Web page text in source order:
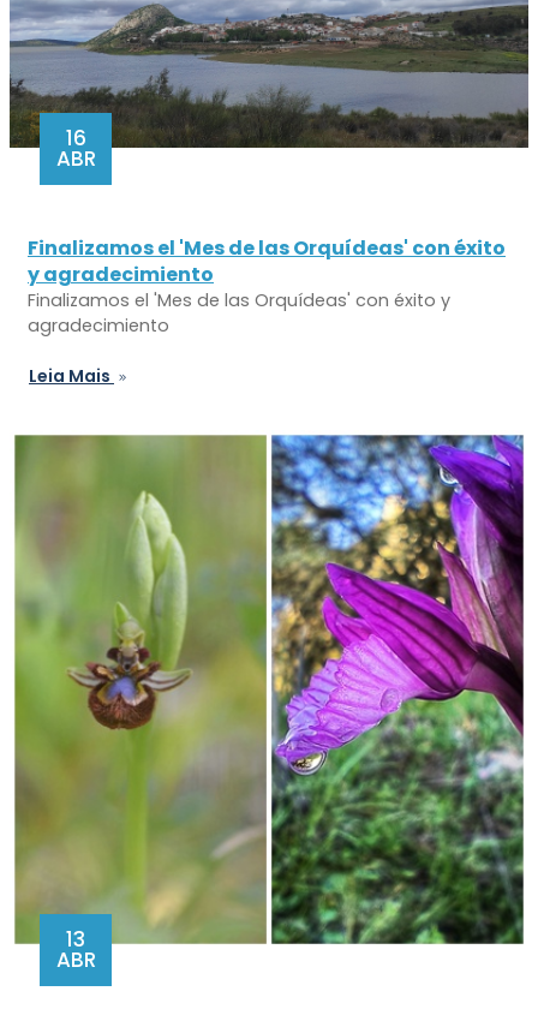
16
ABR
Finalizamos el 'Mes de las Orquídeas' con éxito
y agradecimiento
Finalizamos el 'Mes de las Orquídeas' con éxito y
agradecimiento
Leia Mais
13
ABR